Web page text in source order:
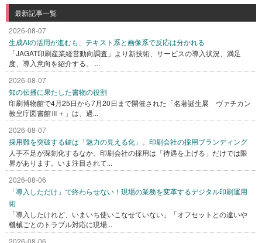
最新記事一覧
2026-08-07
生成AIの活用が進むも、テキスト系と画像系で反応は分かれる
「JAGAT印刷産業経営動向調査」より新技術、サービスの導入状況、満足
度、導入意向を紹介する。 ...
2026-08-07
知の伝播に果たした書物の役割
印刷博物館で4月25日から7月20日まで開催された「名著誕生展 ヴァチカン
教皇庁図書館Ⅲ＋」は、過...
2026-08-07
採用難を突破する鍵は「魅力の見える化」。印刷会社の採用ブランディング
人手不足が深刻化するなか、印刷会社の採用は「待遇を上げる」だけでは限
界があります。いま注目されて...
2026-08-06
「導入しただけ」で終わらせない！現場の業務を変革するデジタル印刷運用
術
「導入したけれど、いまいち使いこなせていない」「オフセットとの違いや
機械ごとのトラブル対応に現場...
2026-08-06